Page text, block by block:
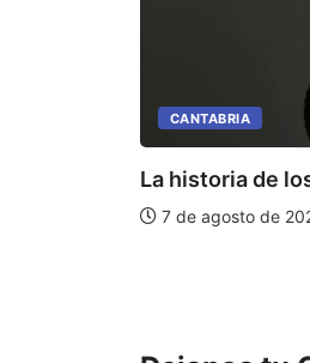
CANTABRIA
La historia de
7 de agosto de